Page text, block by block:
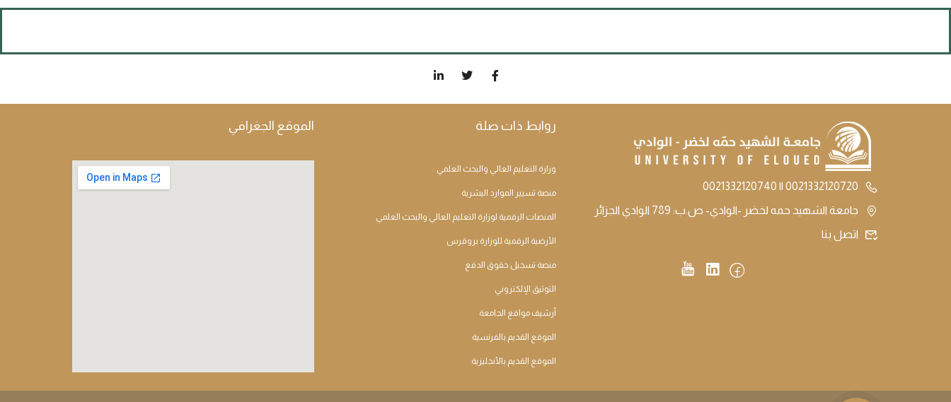
0021332120720 || 0021332120740
جامعة الشهيد حمه لخضر -الوادي- ص.ب: 789 الوادي الجزائر
اتصل بنا
روابط ذات صلة
وزارة التعليم العالي والبحث العلمي
منصة تسيير الموارد اليشرية
المنصات الرقمية لوزارة التعليم العالي والبحث العلمي
الأرضية الرقمية للوزارة بروقرس
منصة تسجيل حقوق الدفع
التوثيق الإلكتروني
أرشيف مواقع الجامعة
الموقع القديم بالفرنسية
الموقع القديم بالأنجليزية
الموقع الجغرافي